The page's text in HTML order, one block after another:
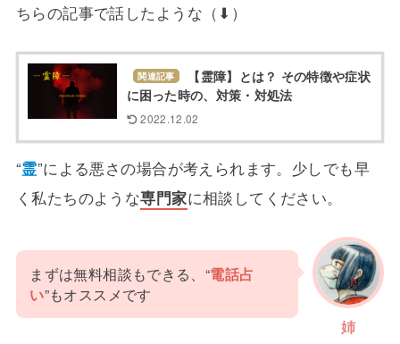
ちらの記事で話したような（⬇）
関連記事
【霊障】とは？ その特徴や症状
に困った時の、対策・対処法
2022.12.02
“霊”による悪さの場合が考えられます。少しでも早
く私たちのような専門家に相談してください。
姉
まずは無料相談もできる、“電話占
い”もオススメです